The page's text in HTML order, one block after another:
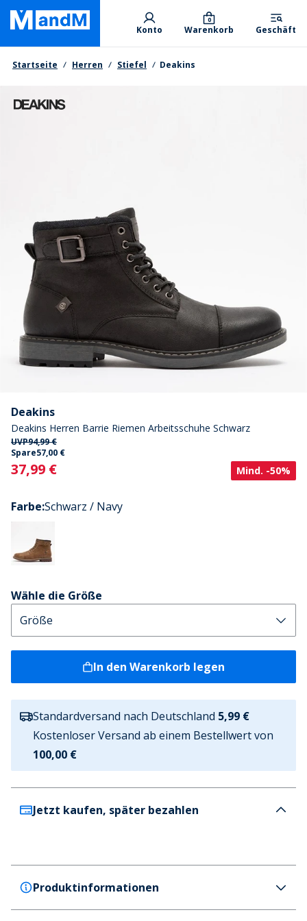
Skip
main
content
Primary departments
Konto Warenkorb
0
Geschäft
Brotkrumen
Startseite Herren Stiefel Deakins
Deakins
Deakins Herren Barrie Riemen Arbeitsschuhe Schwarz
UVP94,99 €
Spare57,00 €
Current
37,99 € Mind. -50%
Farbe:Schwarz / Navy
Wähle die Größe
In den Warenkorb legen
Standardversand nach Deutschland 5,99 €
Kostenloser Versand ab einem Bestellwert von
100,00 €
Jetzt kaufen, später bezahlen
Produktinformationen